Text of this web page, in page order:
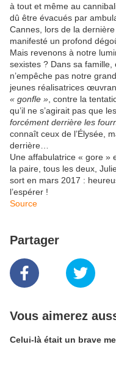
à tout et même au
dû être évacués par
Cannes, lors de la
manifesté un profond
Mais revenons à notre
sexistes ? Dans sa famille,
n’empêche pas notre
jeunes réalisatrices
« gonfle » , contre la
qu’il ne s’agirait pas que
forcément derrière les
connaît ceux de l’Élysée,
derrière…
Une affabulatrice « gore »
la paire, tous les deux,
sort en mars 2017 :
l’espérer !
Source
Partager
Vous aimerez
Celui-là était un brave